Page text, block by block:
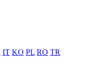
IT KO PL RO TR